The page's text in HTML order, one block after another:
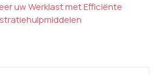
uw Werklast met Efficiënte